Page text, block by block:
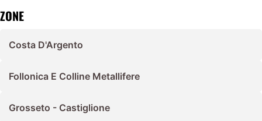
ZONE
Costa D'Argento
Follonica E Colline Metallifere
Grosseto - Castiglione